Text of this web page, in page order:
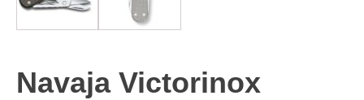
Navaja Victorinox